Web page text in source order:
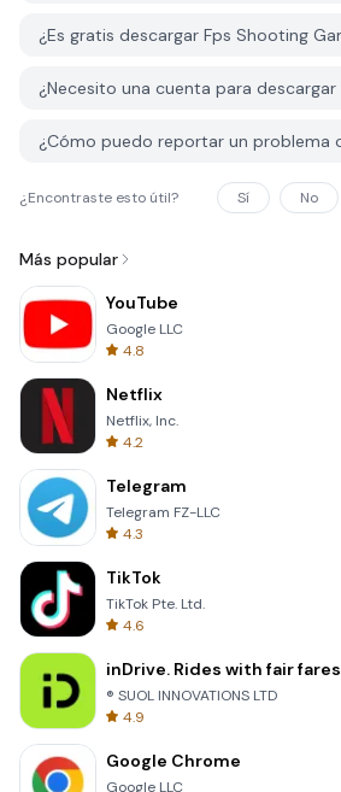
¿Encontraste esto útil? Sí No
Más popular
YouTube
Google LLC
4.8
Netflix
Netflix, Inc.
4.2
Telegram
Telegram FZ-LLC
4.3
TikTok
TikTok Pte. Ltd.
4.6
inDrive. Rides with fair fares
® SUOL INNOVATIONS LTD
4.9
Google Chrome
Google LLC